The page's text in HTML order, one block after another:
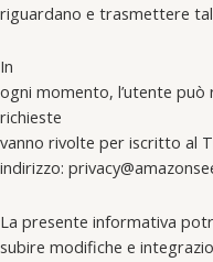
riguardano e trasmettere
In
ogni momento, l’utente
richieste
vanno rivolte per iscritto al
indirizzo:
La presente informativa
subire modifiche e